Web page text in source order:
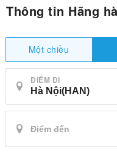
Thông tin Hãng
Một chiều
ĐIỂM ĐI